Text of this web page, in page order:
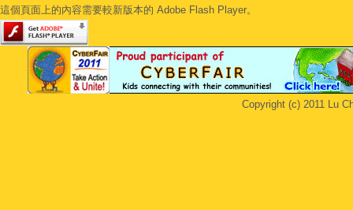
這個頁面上的內容需要較新版本的 Adobe Flash Player。
Copyright (c) 2011 Lu